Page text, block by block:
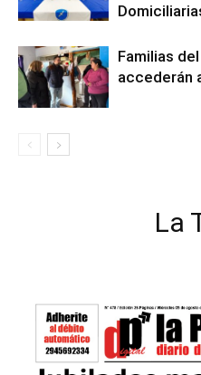
Familias
accederán
La